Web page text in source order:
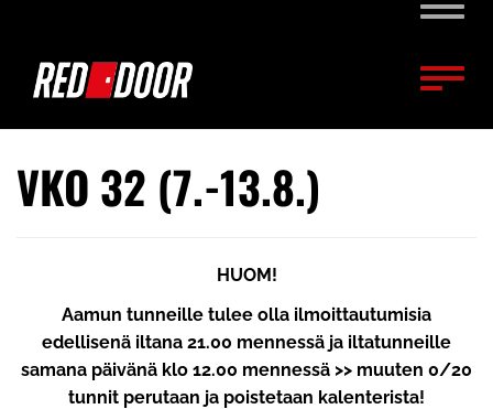
VKO 32 (7.-13.8.)
HUOM!
Aamun tunneille tulee olla ilmoittautumisia
edellisenä iltana 21.00 mennessä ja iltatunneille
samana päivänä klo 12.00 mennessä >> muuten 0/20
tunnit perutaan ja poistetaan kalenterista!